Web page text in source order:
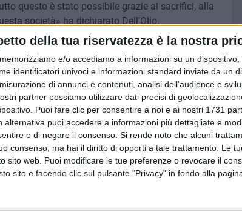
della tua riservatezza è la nostra
memorizziamo e/o accediamo a informazioni su un
identificatori univoci e informazioni standard inviate da un
di annunci e contenuti, analisi dell'audience e
partner possiamo utilizzare dati precisi di
Puoi fare clic per consentire a noi e ai nostri 1731
alternativa puoi accedere a informazioni più dettagliate e
o di negare il consenso. Si rende noto che alcuni
consenso, ma hai il diritto di opporti a tale trattamento. Le
sito web. Puoi modificare le tue preferenze o revocare il
sito e facendo clic sul pulsante "Privacy" in fondo alla
questo è stato possibile grazie ai sacrifici, alla
società» ha dichiarato Dell'Olio.
a disposizione del gruppo e soprattutto
e grande dedizione al lavoro. Saremo una
ma ci faremo trovare pronti. Cercheremo di
a questa nuova categoria sarà
e voglia di sorprendere. Non vedo l'ora di
6 AGOSTO 2026